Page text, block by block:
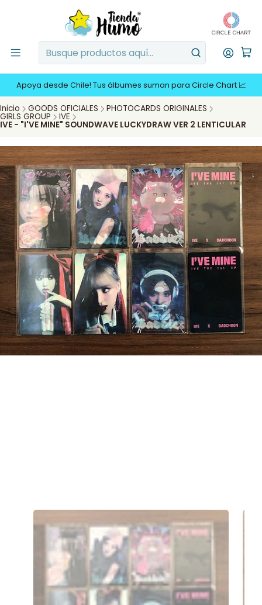
Apoya desde Chile! Tus álbumes suman para Circle Chart 📈
Inicio GOODS OFICIALES PHOTOCARDS ORIGINALES
GIRLS GROUP IVE
IVE - "I'VE MINE" SOUNDWAVE LUCKYDRAW VER 2 LENTICULAR